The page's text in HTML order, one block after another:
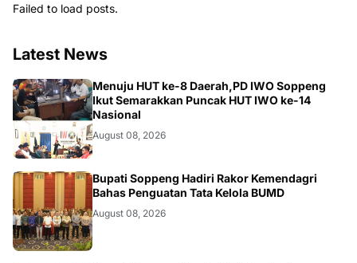
Failed to load posts.
Latest News
NEWS
Menuju HUT ke-8 Daerah,PD IWO Soppeng
Ikut Semarakkan Puncak HUT IWO ke-14
Nasional
August 08, 2026
NEWS
Bupati Soppeng Hadiri Rakor Kemendagri
Bahas Penguatan Tata Kelola BUMD
August 08, 2026